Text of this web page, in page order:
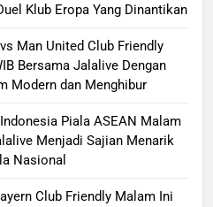
Klub Eropa Yang Dinantikan
Man United Club Friendly
Bersama Jalalive Dengan
Modern dan Menghibur
Piala ASEAN Malam
Menjadi Sajian Menarik
Nasional
Club Friendly Malam Ini